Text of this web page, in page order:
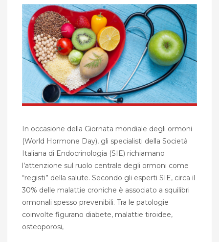
In occasione della Giornata mondiale degli ormoni
(World Hormone Day), gli specialisti della Società
Italiana di Endocrinologia (SIE) richiamano
l’attenzione sul ruolo centrale degli ormoni come
“registi” della salute. Secondo gli esperti SIE, circa il
30% delle malattie croniche è associato a squilibri
ormonali spesso prevenibili. Tra le patologie
coinvolte figurano diabete, malattie tiroidee,
osteoporosi,